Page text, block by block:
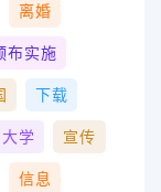
离婚
布实施
下载
大学 宣传
信息